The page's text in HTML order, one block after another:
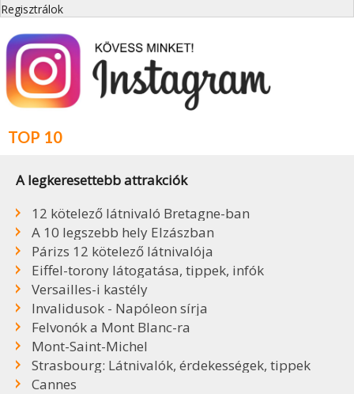
Regisztrálok
TOP 10
A legkeresettebb attrakciók
12 kötelező látnivaló Bretagne-ban
A 10 legszebb hely Elzászban
Párizs 12 kötelező látnivalója
Eiffel-torony látogatása, tippek, infók
Versailles-i kastély
Invalidusok - Napóleon sírja
Felvonók a Mont Blanc-ra
Mont-Saint-Michel
Strasbourg: Látnivalók, érdekességek, tippek
Cannes